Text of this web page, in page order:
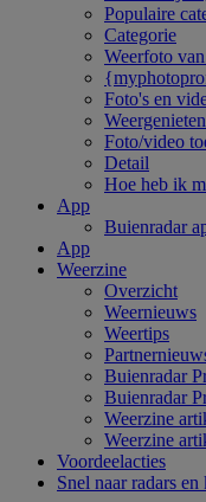
Populaire
Categorie
Weerfoto
Foto's en
Foto/video
Detail
Hoe heb ik
App
Buienradar
App
Weerzine
Overzicht
Weernieuws
Weertips
Buienradar
Buienradar
Weerzine
Weerzine
Voordeelacties
Snel naar radars en